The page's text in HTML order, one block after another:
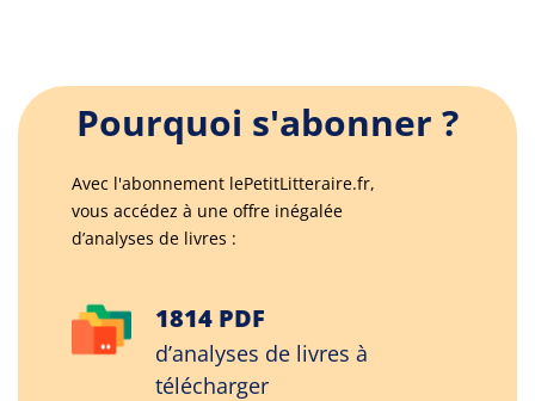
Pourquoi s'abonner ?
Avec l'abonnement lePetitLitteraire.fr,
vous accédez à une offre inégalée
d’analyses de livres :
1814 PDF
d’analyses de livres à
télécharger